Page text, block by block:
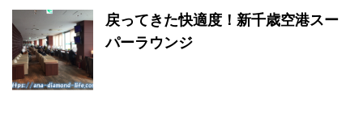
戻ってきた快適度！新千歳空港スー
パーラウンジ